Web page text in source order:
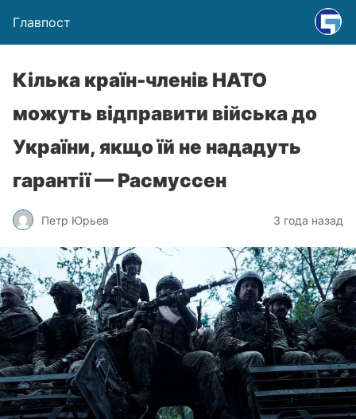
Главпост
Кілька країн-членів НАТО
можуть відправити війська до
України, якщо їй не нададуть
гарантії — Расмуссен
Петр Юрьев 3 года назад